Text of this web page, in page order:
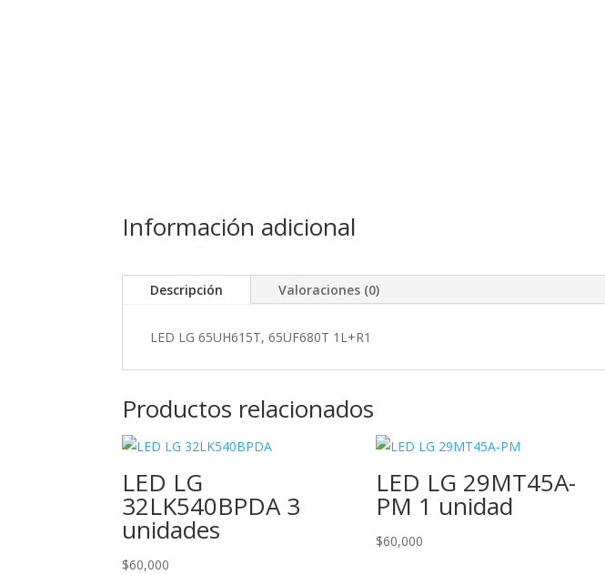
Información adicional
Descripción Valoraciones (0)
LED LG 65UH615T, 65UF680T 1L+R1
Productos relacionados
LED LG
32LK540BPDA 3
unidades
$60,000
LED LG 29MT45A-
PM 1 unidad
$60,000